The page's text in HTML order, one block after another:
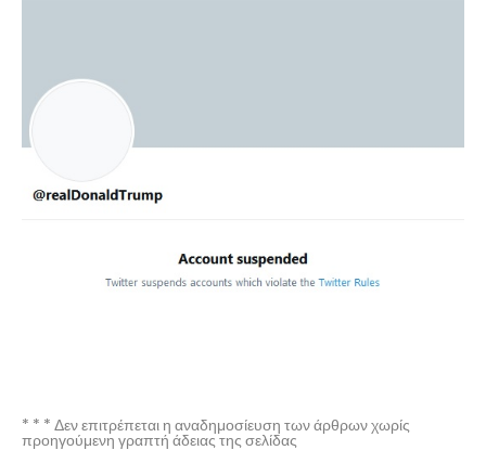
* * * Δεν επιτρέπεται η αναδημοσίευση των άρθρων χωρίς
προηγούμενη γραπτή άδειας της σελίδας